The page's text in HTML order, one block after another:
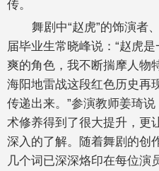
传。
舞剧中“赵虎”的饰演者
届毕业生常晓峰说：“赵虎
爽的角色，我不断揣摩人物
海阳地雷战这段红色历史再
传递出来。”参演教师姜琦
术修养得到了很大提升，更
深入的了解。随着舞剧的创
几个词已深深烙印在每位演